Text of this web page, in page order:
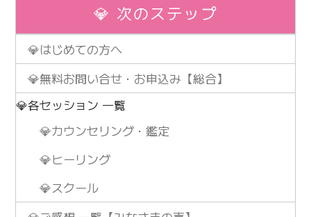
💎 次のステップ
💎はじめての方へ
💎無料お問い合せ・お申込み【総合】
💎各セッション 一覧
💎カウンセリング・鑑定
💎ヒーリング
💎スクール